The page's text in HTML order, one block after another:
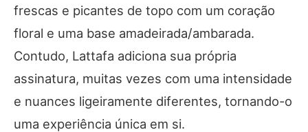
frescas e picantes de topo com um coração
floral e uma base amadeirada/ambarada.
Contudo, Lattafa adiciona sua própria
assinatura, muitas vezes com uma intensidade
e nuances ligeiramente diferentes, tornando-o
uma experiência única em si.